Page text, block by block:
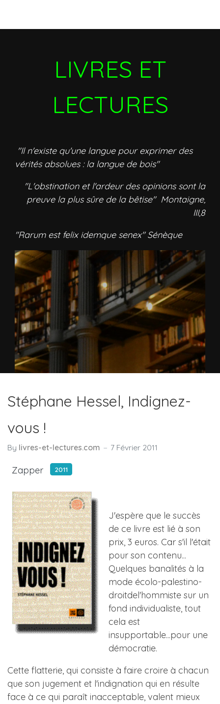
LIVRES ET
LECTURES
"Il n'existe qu'une langue pour exprimer des
vérités absolues : la langue de bois"
"L'obstination et l'ardeur des opinions sont la
preuve la plus sûre de la bêtise" Montaigne,
III,8
"Rarum est felix idemque senex" Sénèque
Stéphane Hessel, Indignez-
vous !
By livres-et-lectures.com 7 Février 2011
Zapper 2011
J'espère que le succès
de ce livre est lié à son
prix, 3 euros. Car s'il l'était
pour son contenu...
Quelques banalités à la
mode écolo-palestino-
droitdel'hommiste sur un
fond individualiste, tout
cela est
insupportable...pour une
démocratie.
Cette flatterie, qui consiste à faire croire à chacun
que son jugement et l'indignation qui en résulte
face à ce qui paraît inacceptable, valent mieux